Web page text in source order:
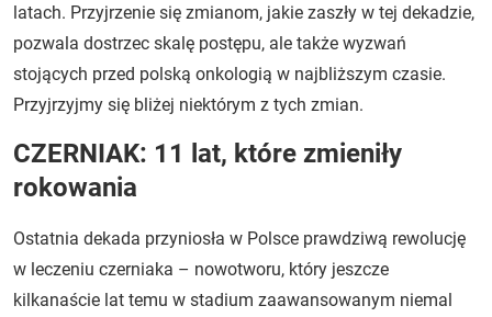
latach. Przyjrzenie się zmianom, jakie zaszły w tej dekadzie,
pozwala dostrzec skalę postępu, ale także wyzwań
stojących przed polską onkologią w najbliższym czasie.
Przyjrzyjmy się bliżej niektórym z tych zmian.
CZERNIAK: 11 lat, które zmieniły
rokowania
Ostatnia dekada przyniosła w Polsce prawdziwą rewolucję
w leczeniu czerniaka – nowotworu, który jeszcze
kilkanaście lat temu w stadium zaawansowanym niemal